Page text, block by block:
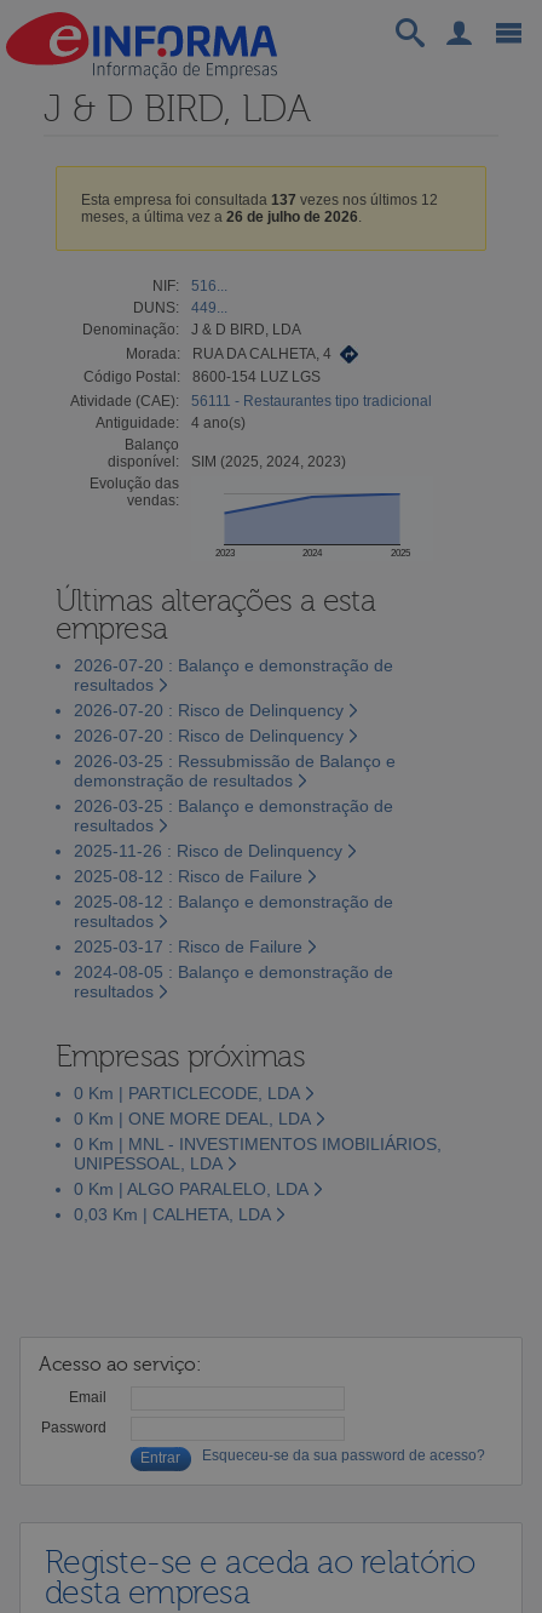
J & D BIRD, LDA
Esta empresa foi consultada 137 vezes nos últimos 12
meses, a última vez a 26 de julho de 2026.
NIF:
516...
DUNS:
449...
Denominação:
J & D BIRD, LDA
Morada:
RUA DA CALHETA, 4
Código Postal:
8600-154 LUZ LGS
Atividade (CAE):
56111 - Restaurantes tipo tradicional
Antiguidade:
4 ano(s)
Balanço
disponível:
SIM (2025, 2024, 2023)
Evolução das
vendas:
2023 2024 2025
Últimas alterações a esta
empresa
2026-07-20 : Balanço e demonstração de
resultados
2026-07-20 : Risco de Delinquency
2026-07-20 : Risco de Delinquency
2026-03-25 : Ressubmissão de Balanço e
demonstração de resultados
2026-03-25 : Balanço e demonstração de
resultados
2025-11-26 : Risco de Delinquency
2025-08-12 : Risco de Failure
2025-08-12 : Balanço e demonstração de
resultados
2025-03-17 : Risco de Failure
2024-08-05 : Balanço e demonstração de
resultados
Empresas próximas
0 Km | PARTICLECODE, LDA
0 Km | ONE MORE DEAL, LDA
0 Km | MNL - INVESTIMENTOS IMOBILIÁRIOS,
UNIPESSOAL, LDA
0 Km | ALGO PARALELO, LDA
0,03 Km | CALHETA, LDA
Acesso ao serviço:
Email
Password
Esqueceu-se da sua password de acesso?
Registe-se e aceda ao relatório
desta empresa